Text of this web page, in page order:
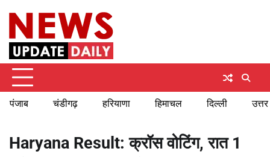
content
पंजाब चंडीगढ़ हरियाणा हिमाचल दिल्ली
Haryana Result: क्रॉस वोटिंग, रात 1